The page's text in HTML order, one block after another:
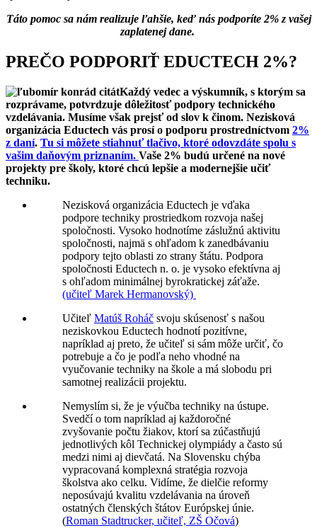
Táto pomoc sa nám realizuje ľahšie, keď nás podporíte 2% z vašej
zaplatenej dane.
PREČO PODPORIŤ EDUCTECH 2%?
Každý vedec a výskumník, s ktorým sa
rozprávame, potvrdzuje dôležitosť podpory technického
vzdelávania. Musíme však prejsť od slov k činom. Nezisková
organizácia Eductech vás prosí o podporu prostredníctvom 2%
z daní. Tu si môžete stiahnuť tlačivo, ktoré odovzdáte spolu s
vašim daňovým priznaním. Vaše 2% budú určené na nové
projekty pre školy, ktoré chcú lepšie a modernejšie učiť
techniku.
Nezisková organizácia Eductech je vďaka
podpore techniky prostriedkom rozvoja našej
spoločnosti. Vysoko hodnotíme záslužnú aktivitu
spoločnosti, najmä s ohľadom k zanedbávaniu
podpory tejto oblasti zo strany štátu. Podpora
spoločnosti Eductech n. o. je vysoko efektívna aj
s ohľadom minimálnej byrokratickej záťaže.
(učiteľ Marek Hermanovský)
Učiteľ Matúš Roháč svoju skúsenosť s našou
neziskovkou Eductech hodnotí pozitívne,
napríklad aj preto, že učiteľ si sám môže určiť, čo
potrebuje a čo je podľa neho vhodné na
vyučovanie techniky na škole a má slobodu pri
samotnej realizácii projektu.
Nemyslím si, že je výučba techniky na ústupe.
Svedčí o tom napríklad aj každoročné
zvyšovanie počtu žiakov, ktorí sa zúčastňujú
jednotlivých kôl Technickej olympiády a často sú
medzi nimi aj dievčatá. Na Slovensku chýba
vypracovaná komplexná stratégia rozvoja
školstva ako celku. Vidíme, že dielčie reformy
neposúvajú kvalitu vzdelávania na úroveň
ostatných členských štátov Európskej únie.
(Roman Stadtrucker, učiteľ, ZŠ Očová)